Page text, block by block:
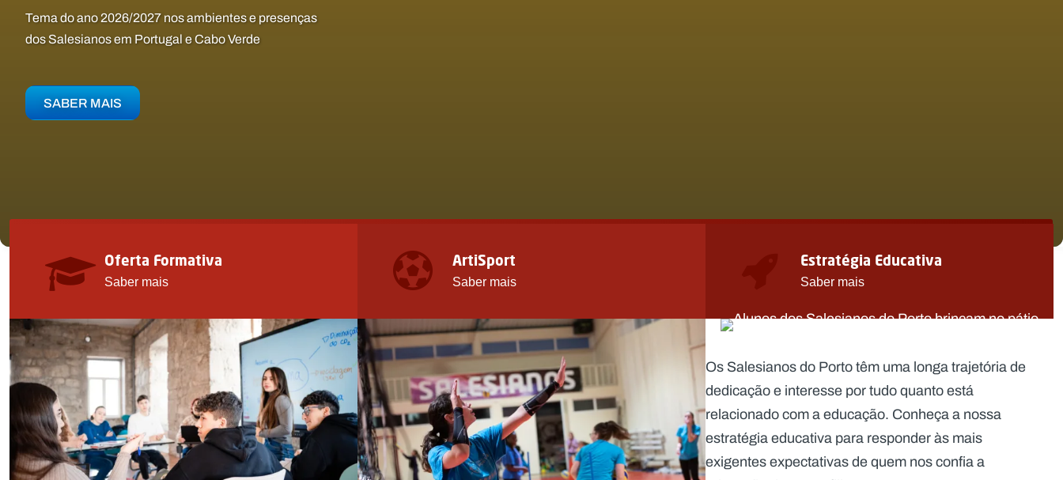
Tema do ano 2026/2027 nos ambientes e presenças
dos Salesianos em Portugal e Cabo Verde
SABER MAIS
Uma escola ao ritmo do coração!
SABER MAIS
Artes, desporto e muito mais
SABER MAIS
Uma proposta renovada para compreender,
comunicar e interpretar o mundo
SABER MAIS
Oferta Formativa
Saber mais
ArtiSport
Saber mais
Estratégia Educativa
Saber mais
Os Salesianos do Porto têm uma longa trajetória de
dedicação e interesse por tudo quanto está
relacionado com a educação. Conheça a nossa
estratégia educativa para responder às mais
exigentes expectativas de quem nos confia a